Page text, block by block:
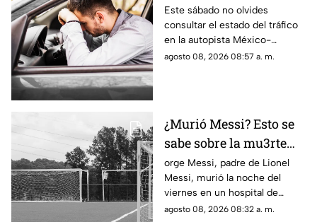
tráfico HOY en la
autopista México
Querétaro
Este sábado no olvides
consultar el estado del tráfico
en la autopista México-
Querétaro.
agosto 08, 2026 08:57 a. m.
¿Murió Messi? Esto se
sabe sobre la mu3rte
del argentino
orge Messi, padre de Lionel
Messi, murió la noche del
viernes en un hospital de
Rosario, Argentina.
agosto 08, 2026 08:32 a. m.